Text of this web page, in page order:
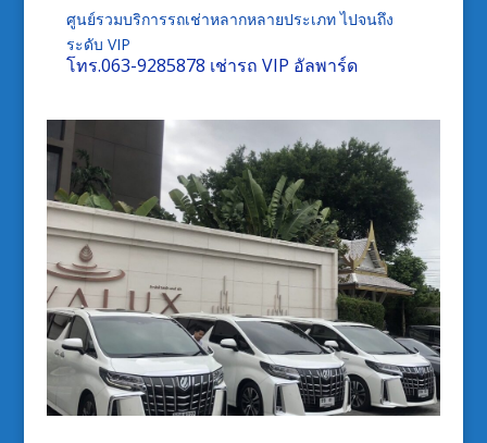
ศูนย์รวมบริการรถเช่าหลากหลายประเภท ไปจนถึง
ระดับ VIP
โทร.063-9285878 เช่ารถ VIP อัลพาร์ด